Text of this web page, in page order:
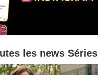
les news Séries